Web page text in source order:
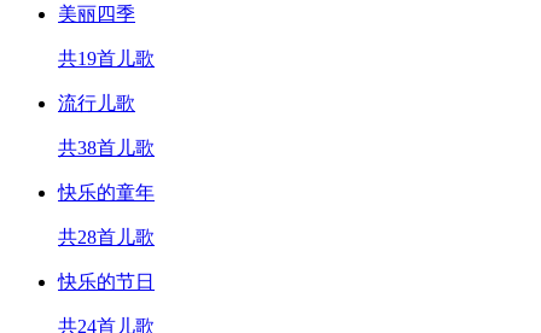
美丽四季
共19首儿歌
流行儿歌
共38首儿歌
快乐的童年
共28首儿歌
快乐的节日
共24首儿歌